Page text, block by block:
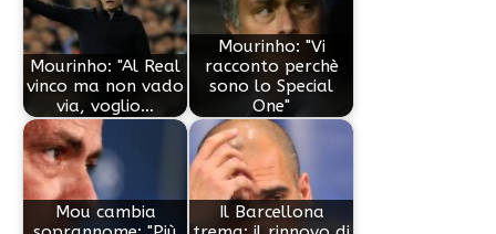
Mourinho: "Al Real
vinco ma non vado
via, voglio…
Mourinho: "Vi
racconto perchè
sono lo Special
One"
Mou cambia
Il Barcellona